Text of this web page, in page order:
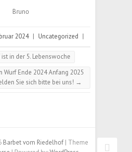
Bruno
2024 | Uncategorized |
ist in der 5. Lebenswoche
Wurf Ende 2024 Anfang 2025
Sie sich bitte bei uns! →
Barbet vom Riedelhof| Theme